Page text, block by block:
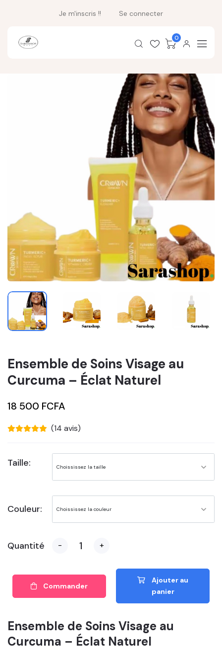
Je m'inscris !! Se connecter
0
Ensemble de Soins Visage au
Curcuma – Éclat Naturel
18 500 FCFA
(14 avis)
Taille:
Couleur:
Quantité - +
Commander
Ajouter au
panier
Ensemble de Soins Visage au
Curcuma – Éclat Naturel